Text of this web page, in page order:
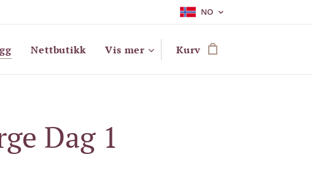
NO
Nettbutikk Vis mer Kurv
Dag 1